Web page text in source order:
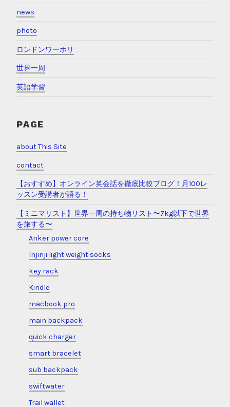
news
photo
ロンドンワーホリ
世界一周
英語学習
PAGE
about This Site
contact
【おすすめ】オンライン英会話を徹底比較ブログ！月100レ
ッスン受講者が語る！
【ミニマリスト】世界一周の持ち物リスト〜7kg以下で世界
を旅する〜
Anker power core
Injinji light weight socks
key rack
Kindle
macbook pro
main backpack
quick charger
smart bracelet
sub backpack
swiftwater
Trail wallet